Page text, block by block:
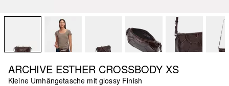
ARCHIVE ESTHER CROSSBODY XS
Kleine Umhängetasche mit glossy Finish